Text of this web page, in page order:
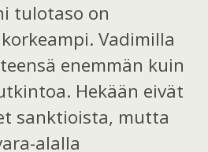
tulotaso on
Vadimilla
enemmän kuin
Hekään eivät
sanktioista, mutta
alalla